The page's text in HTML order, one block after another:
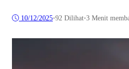
10/12/2025•92 Dilihat•3 Menit